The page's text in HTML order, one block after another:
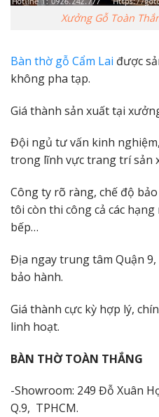
Xưởng Gỗ Toàn
Bàn thờ gỗ Cẩm Lai được
không pha tạp.
Giá thành sản xuất tại
Đội ngủ tư vấn kinh
trong lĩnh vực trang trí sản
Công ty rõ ràng, chế độ
tôi còn thi công cả các
bếp…
Địa ngay trung tâm Quận
bảo hành.
Giá thành cực kỳ hợp lý,
linh hoạt.
BÀN THỜ TOÀN THẮNG
-Showroom: 249 Đỗ Xuân
Q.9, TPHCM.